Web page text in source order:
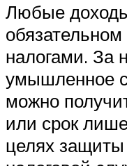
Любые
налогами. За
умышленное
можно
или срок
целях